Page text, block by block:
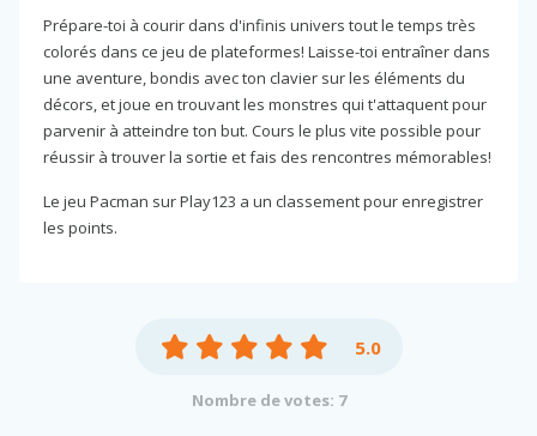
Prépare-toi à courir dans d'infinis univers tout le temps très
colorés dans ce jeu de plateformes! Laisse-toi entraîner dans
une aventure, bondis avec ton clavier sur les éléments du
décors, et joue en trouvant les monstres qui t'attaquent pour
parvenir à atteindre ton but. Cours le plus vite possible pour
réussir à trouver la sortie et fais des rencontres mémorables!
Le jeu Pacman sur Play123 a un classement pour enregistrer
les points.
5.0
Nombre de votes: 7